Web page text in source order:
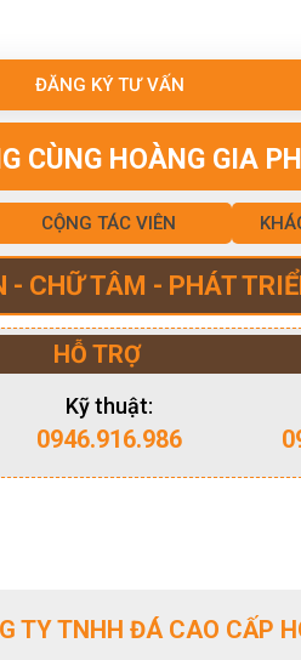
ĐĂNG KÝ TƯ VẤN
CÙNG HOÀNG GIA
CỘNG TÁC VIÊN
- CHỮ TÂM - PHÁT
HỖ TRỢ
Kỹ thuật:
0946.916.986
TY TNHH ĐÁ CAO CẤP